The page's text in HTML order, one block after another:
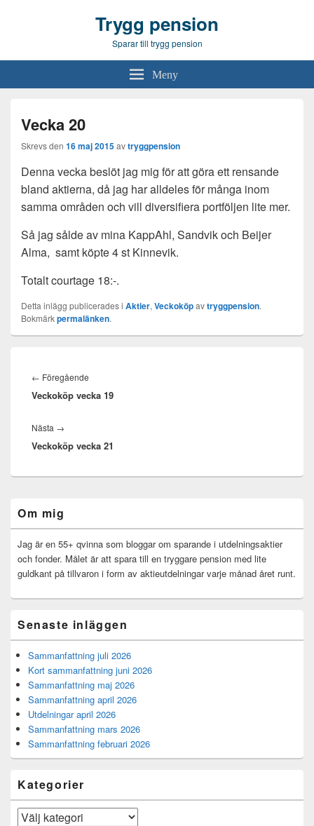
Trygg pension
Sparar till trygg pension
Meny
Vecka 20
Skrevs den 16 maj 2015avtryggpension
Denna vecka beslöt jag mig för att göra ett rensande
bland aktierna, då jag har alldeles för många inom
samma områden och vill diversifiera portföljen lite mer.
Så jag sålde av mina KappAhl, Sandvik och Beijer
Alma, samt köpte 4 st Kinnevik.
Totalt courtage 18:-.
Detta inlägg publicerades i Aktier, Veckoköpavtryggpension.
Bokmärkpermalänken.
← Föregående
inlägg:
Veckoköp vecka 19
Nästa →
inlägg:
Veckoköp vecka 21
sidofältet
Widget
område
Om mig
Jag är en 55+ qvinna som bloggar om sparande i utdelningsaktier
och fonder. Målet är att spara till en tryggare pension med lite
guldkant på tillvaron i form av aktieutdelningar varje månad året runt.
Senaste inläggen
Sammanfattning juli 2026
Kort sammanfattning juni 2026
Sammanfattning maj 2026
Sammanfattning april 2026
Utdelningar april 2026
Sammanfattning mars 2026
Sammanfattning februari 2026
Kategorier
Kategorier